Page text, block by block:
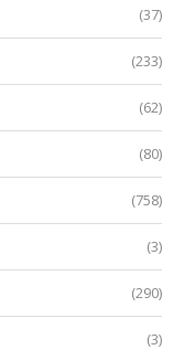
(37)
(233)
(62)
(80)
(758)
(3)
(290)
(3)